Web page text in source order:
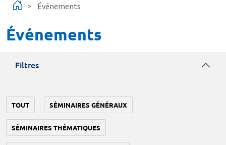
Événements
Événements
Filtres
TOUT SÉMINAIRES GÉNÉRAUX
SÉMINAIRES THÉMATIQUES